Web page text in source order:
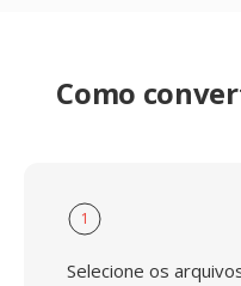
Como
1
Selecione os